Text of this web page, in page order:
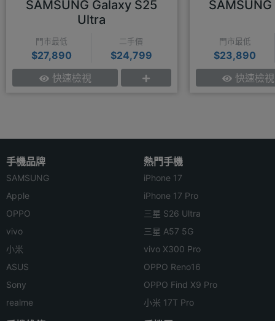
SAMSUNG Galaxy S25
Ultra
門市最低
$27,890
二手價
$24,799
快速檢視
門市最低
$23,890
快速檢視
手機品牌
SAMSUNG
Apple
OPPO
vivo
小米
ASUS
Sony
realme
熱門手機
iPhone 17
iPhone 17 Pro
三星 S26 Ultra
三星 A57 5G
vivo X300 Pro
OPPO Reno16
OPPO Find X9 Pro
小米 17T Pro